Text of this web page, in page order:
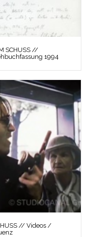
SCHUSS //
1994
// Videos /